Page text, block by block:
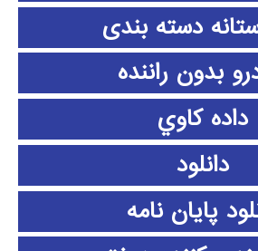
دسته بندی
بدون راننده
داده كاوي
دانلود
پايان نامه